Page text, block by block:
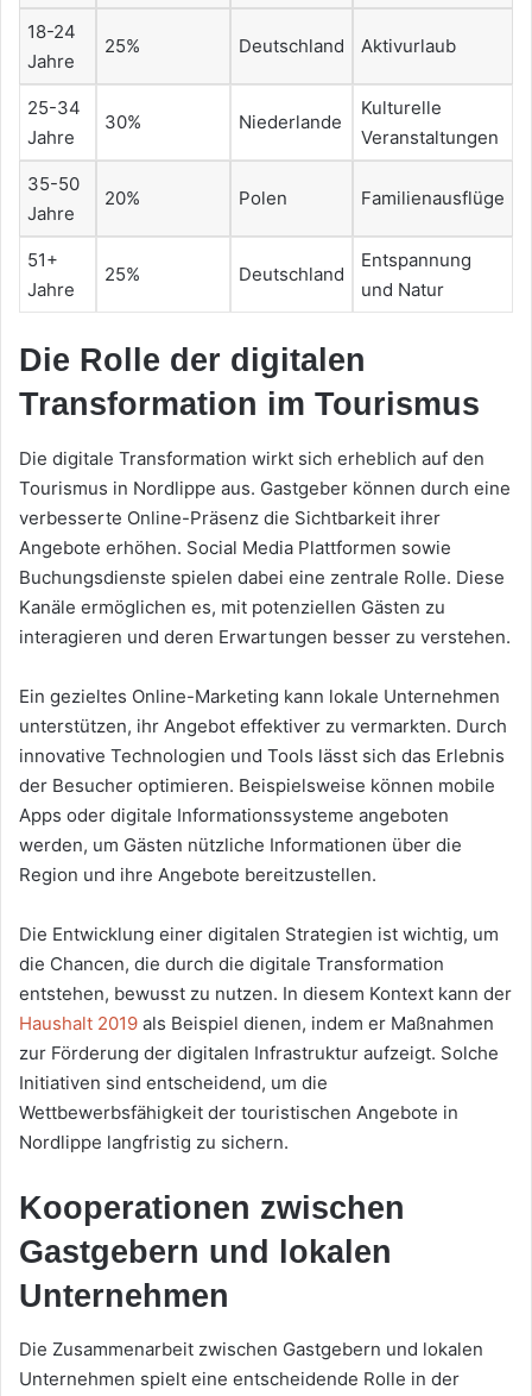
18-24
Jahre
25% Deutschland Aktivurlaub
25-34
Jahre
30% Niederlande
Kulturelle
Veranstaltungen
35-50
Jahre
20% Polen Familienausflüge
51+
Jahre
25% Deutschland
Entspannung
und Natur
Die Rolle der digitalen
Transformation im Tourismus
Die digitale Transformation wirkt sich erheblich auf den
Tourismus in Nordlippe aus. Gastgeber können durch eine
verbesserte Online-Präsenz die Sichtbarkeit ihrer
Angebote erhöhen. Social Media Plattformen sowie
Buchungsdienste spielen dabei eine zentrale Rolle. Diese
Kanäle ermöglichen es, mit potenziellen Gästen zu
interagieren und deren Erwartungen besser zu verstehen.
Ein gezieltes Online-Marketing kann lokale Unternehmen
unterstützen, ihr Angebot effektiver zu vermarkten. Durch
innovative Technologien und Tools lässt sich das Erlebnis
der Besucher optimieren. Beispielsweise können mobile
Apps oder digitale Informationssysteme angeboten
werden, um Gästen nützliche Informationen über die
Region und ihre Angebote bereitzustellen.
Die Entwicklung einer digitalen Strategien ist wichtig, um
die Chancen, die durch die digitale Transformation
entstehen, bewusst zu nutzen. In diesem Kontext kann der
Haushalt 2019 als Beispiel dienen, indem er Maßnahmen
zur Förderung der digitalen Infrastruktur aufzeigt. Solche
Initiativen sind entscheidend, um die
Wettbewerbsfähigkeit der touristischen Angebote in
Nordlippe langfristig zu sichern.
Kooperationen zwischen
Gastgebern und lokalen
Unternehmen
Die Zusammenarbeit zwischen Gastgebern und lokalen
Unternehmen spielt eine entscheidende Rolle in der